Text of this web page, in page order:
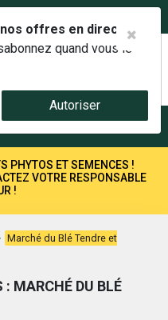
PHYTOS ET SEMENCES !
VOTRE RESPONSABLE
!
Marché du Blé Tendre et
MARCHÉ DU BLÉ
offres en direct.
quand vous le
Autoriser